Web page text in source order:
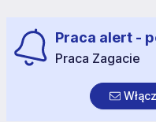
Praca alert -
Praca Zagacie